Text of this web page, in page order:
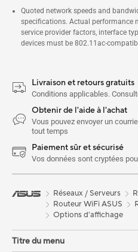
Quoted network speeds and
specifications. Actual performance
service provider factors, interface
devices must be 802.11ac-
Livraison et retours gratuits
Conditions applicables.
Obtenir de l'aide à l'achat
Vous pouvez envoyer un
tout temps
Paiement sûr et sécurisé
Vos données sont cryptées
Réseaux / Serveurs
Routeur WiFi ASUS
Options d'affichage
Titre du menu